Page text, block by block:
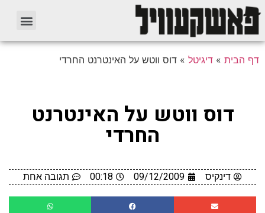
דף הבית » דיגיטל » דוס ווטש על האינטרנט החרדי
דוס ווטש על האינטרנט
החרדי
דינקיס 09/12/2009
00:18 תגובה אחת